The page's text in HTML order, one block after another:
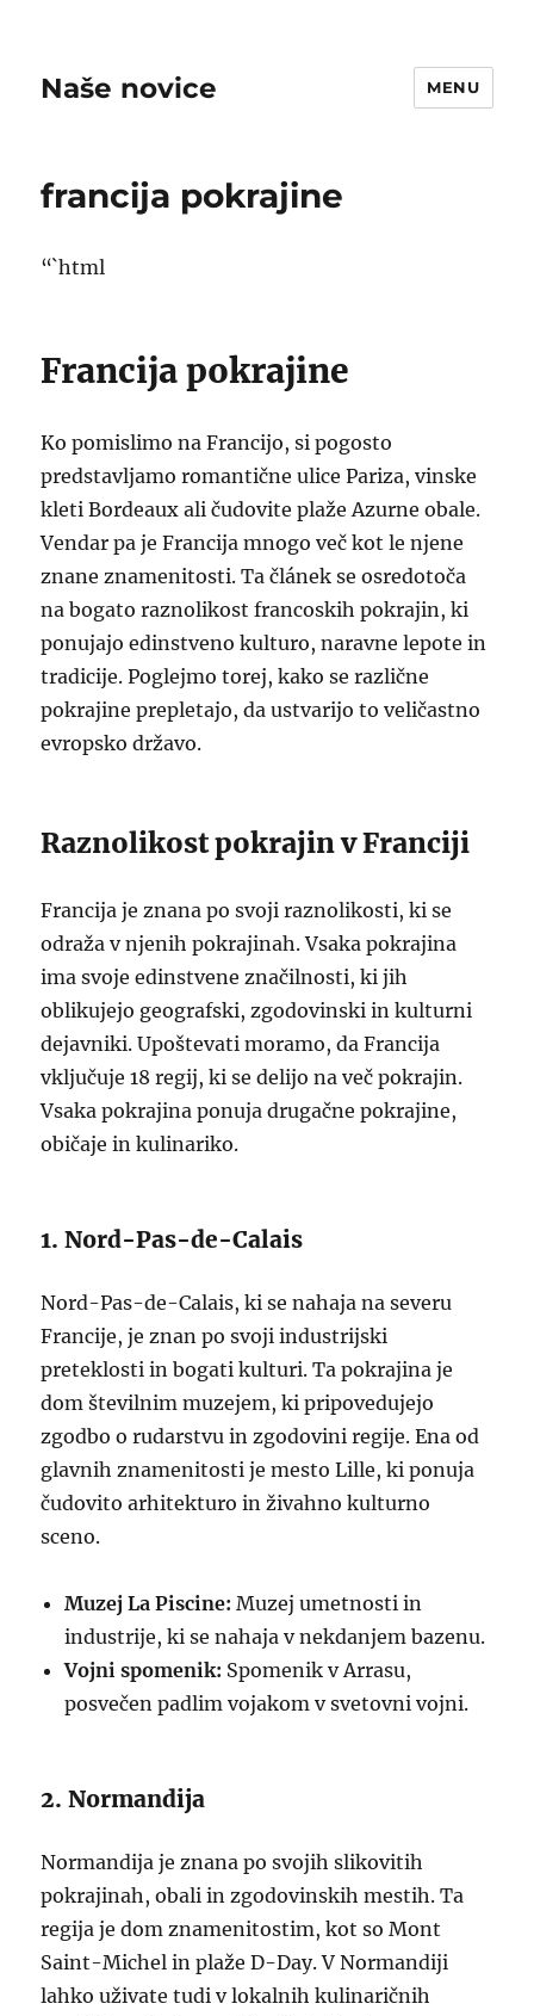
Naše novice MENU
francija pokrajine
“`html
Francija pokrajine
Ko pomislimo na Francijo, si pogosto
predstavljamo romantične ulice Pariza, vinske
kleti Bordeaux ali čudovite plaže Azurne obale.
Vendar pa je Francija mnogo več kot le njene
znane znamenitosti. Ta článek se osredotoča
na bogato raznolikost francoskih pokrajin, ki
ponujajo edinstveno kulturo, naravne lepote in
tradicije. Poglejmo torej, kako se različne
pokrajine prepletajo, da ustvarijo to veličastno
evropsko državo.
Raznolikost pokrajin v Franciji
Francija je znana po svoji raznolikosti, ki se
odraža v njenih pokrajinah. Vsaka pokrajina
ima svoje edinstvene značilnosti, ki jih
oblikujejo geografski, zgodovinski in kulturni
dejavniki. Upoštevati moramo, da Francija
vključuje 18 regij, ki se delijo na več pokrajin.
Vsaka pokrajina ponuja drugačne pokrajine,
običaje in kulinariko.
1. Nord-Pas-de-Calais
Nord-Pas-de-Calais, ki se nahaja na severu
Francije, je znan po svoji industrijski
preteklosti in bogati kulturi. Ta pokrajina je
dom številnim muzejem, ki pripovedujejo
zgodbo o rudarstvu in zgodovini regije. Ena od
glavnih znamenitosti je mesto Lille, ki ponuja
čudovito arhitekturo in živahno kulturno
sceno.
Muzej La Piscine: Muzej umetnosti in
industrije, ki se nahaja v nekdanjem bazenu.
Vojni spomenik: Spomenik v Arrasu,
posvečen padlim vojakom v svetovni vojni.
2. Normandija
Normandija je znana po svojih slikovitih
pokrajinah, obali in zgodovinskih mestih. Ta
regija je dom znamenitostim, kot so Mont
Saint-Michel in plaže D-Day. V Normandiji
lahko uživate tudi v lokalnih kulinaričnih